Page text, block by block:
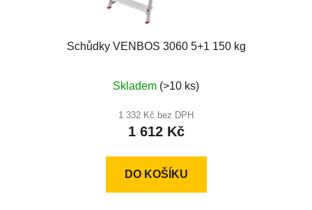
Schůdky VENBOS 3060 5+1 150 kg
hodnocení
produktu
je
z
Skladem (>10 ks)
1 332 Kč bez DPH
1 612 Kč
DO KOŠÍKU